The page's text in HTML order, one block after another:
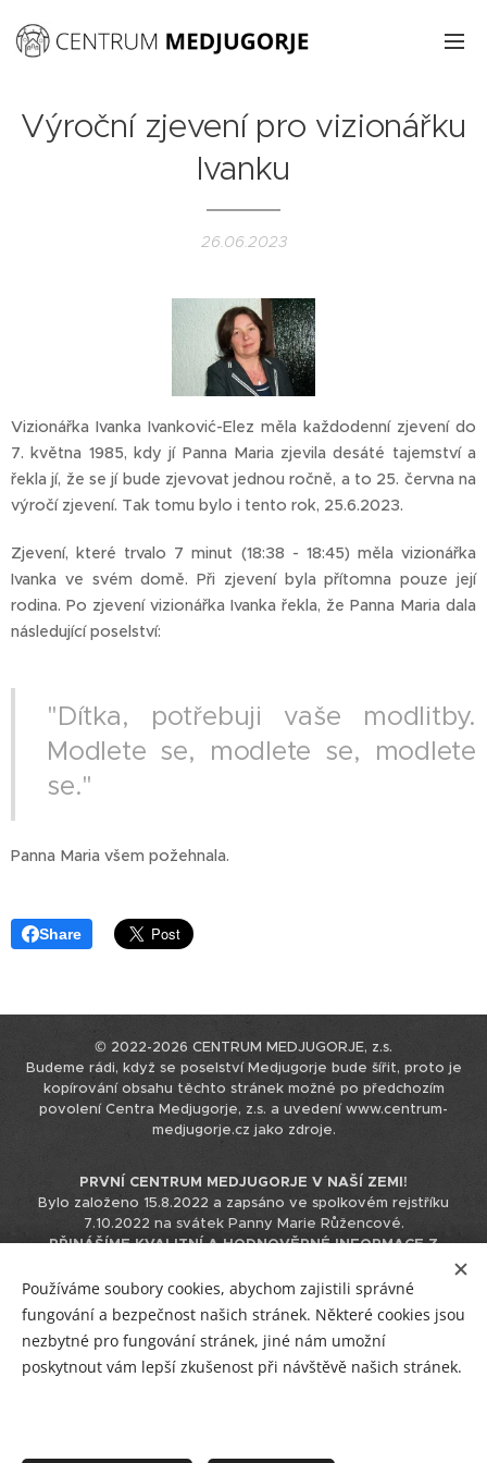
Výroční zjevení pro vizionářku
Ivanku
26.06.2023
Vizionářka Ivanka Ivanković-Elez měla každodenní zjevení do
7. května 1985, kdy jí Panna Maria zjevila desáté tajemství a
řekla jí, že se jí bude zjevovat jednou ročně, a to 25. června na
výročí zjevení. Tak tomu bylo i tento rok, 25.6.2023.
Zjevení, které trvalo 7 minut (18:38 - 18:45) měla vizionářka
Ivanka ve svém domě. Při zjevení byla přítomna pouze její
rodina. Po zjevení vizionářka Ivanka řekla, že Panna Maria dala
následující poselství:
"Dítka, potřebuji vaše modlitby.
Modlete se, modlete se, modlete
se."
Panna Maria všem požehnala.
Share
© 2022-2026 CENTRUM MEDJUGORJE, z.s.
Budeme rádi, když se poselství Medjugorje bude šířit, proto je
kopírování obsahu těchto stránek možné po předchozím
povolení Centra Medjugorje, z.s. a uvedení www.centrum-
medjugorje.cz jako zdroje.
PRVNÍ CENTRUM MEDJUGORJE V NAŠÍ ZEMI!
Bylo založeno 15.8.2022 a zapsáno ve spolkovém rejstříku
7.10.2022 na svátek Panny Marie Růžencové.
PŘINÁŠÍME KVALITNÍ A HODNOVĚRNÉ INFORMACE Z
Tyto informace čerpáme přímo z originálního
zdroje v chorvatštině, nepoužíváme k tomu podklady již
přeložené do jiných jazyků, čímž eliminujeme možnost zkreslení
informace při překládání překladu.
IČO 17544866 / +420 723 230 310 / info@centrum-medjugorje.cz
Facebook/Instagram /YouTube
Používáme soubory cookies, abychom zajistili správné
fungování a bezpečnost našich stránek. Některé cookies jsou
nezbytné pro fungování stránek, jiné nám umožní
poskytnout vám lepší zkušenost při návštěvě našich stránek.